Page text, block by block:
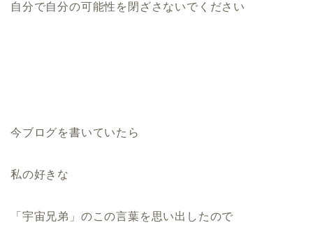
自分で自分の可能性を閉ざさないでください
今ブログを書いていたら
私の好きな
「宇宙兄弟」のこの言葉を思い出したので